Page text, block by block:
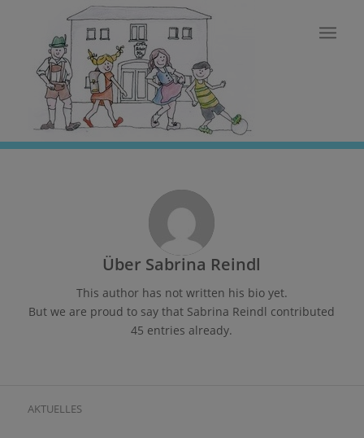
Über Sabrina Reindl
This author has not written his bio yet.
But we are proud to say that Sabrina Reindl contributed
45 entries already.
AKTUELLES